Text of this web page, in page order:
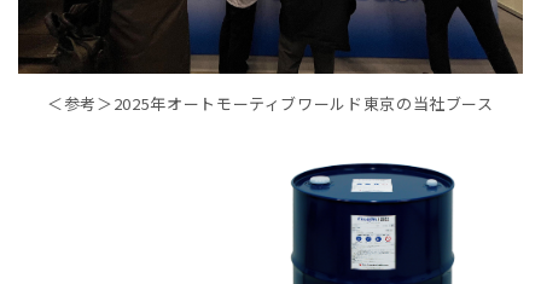
＜参考＞2025年オートモーティブワールド東京の当社ブース